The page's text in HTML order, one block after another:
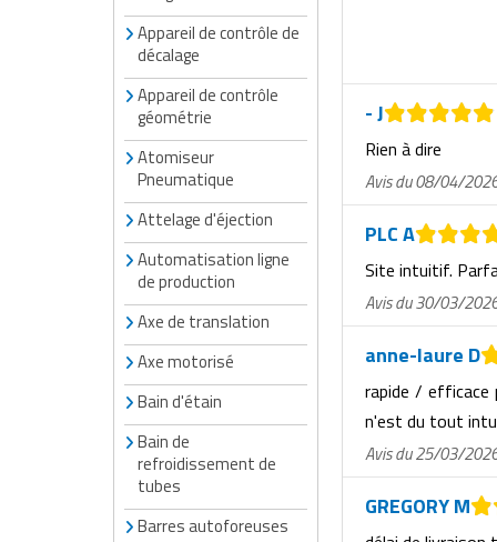
Ustensile cuisine professionnel
Vêtements personnalisés
Vitrines pour magasin
Traitement de l'air
Traitement des eaux
Trancheuse professionnelle
Transformateur électrique
Tubes et profilés
Tuyau flexible
Tuyau galvanisé
Tuyau renforcé
Ventilateurs et aération d'atelier
Tapis de bureau
Tapis et caillebotis
Traitement des surfaces
Traitement du linge
Vestiaires et casiers
Equipements de football
Equipements de karting
Equipements pour patinage
Equipements pour roller
Equipements pour skateboard
Equipements pour stade et terrain
Jeu gymnique
Matériel de fitness
Matériel de musculation
Pétrin professionnel
Piano de cuisson
Plats et plateaux
Pompes à sauce
Portes commandes restaurant
Présentoir pour restaurant
Réchaud professionnel
Réfrigérateur professionnel
Restauration foraine
Robinetterie professionnelle
Appareil de contrôle de
décalage
Appareil de contrôle
géométrie
Atomiseur
Pneumatique
Attelage d'éjection
Automatisation ligne
de production
Axe de translation
Axe motorisé
Bain d'étain
Bain de
refroidissement de
tubes
Barres autoforeuses
- J
Rien à dire
Avis du 08/04/
PLC A
Site intuitif.
Avis du 30/03/
anne-laure D
rapide / efficace
n'est du tout
Avis du 25/03/
GREGORY M